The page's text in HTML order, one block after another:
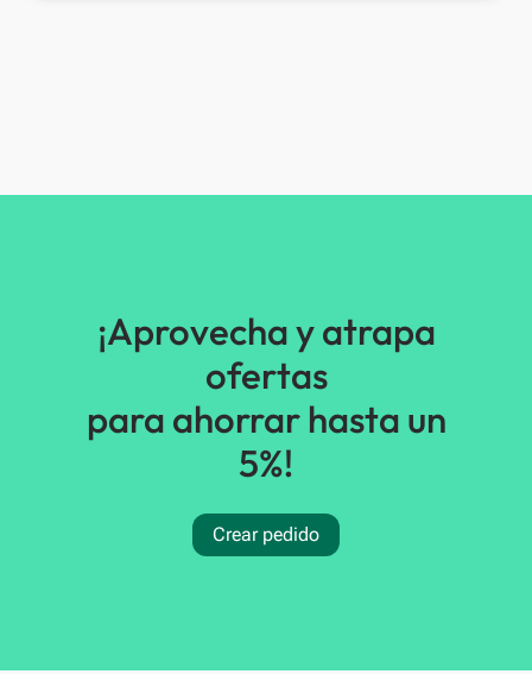
¡Aprovecha y atrapa
ofertas
para ahorrar hasta un
5%!
Crear pedido